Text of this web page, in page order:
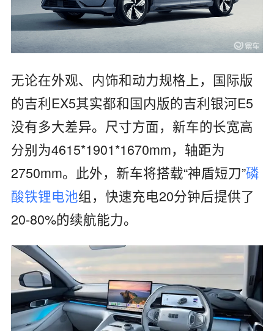
无论在外观、内饰和动力规格上，国际版
的吉利EX5其实都和国内版的吉利银河E5
没有多大差异。尺寸方面，新车的长宽高
分别为4615*1901*1670mm，轴距为
2750mm。此外，新车将搭载“神盾短刀”磷
酸铁锂电池组，快速充电20分钟后提供了
20-80%的续航能力。